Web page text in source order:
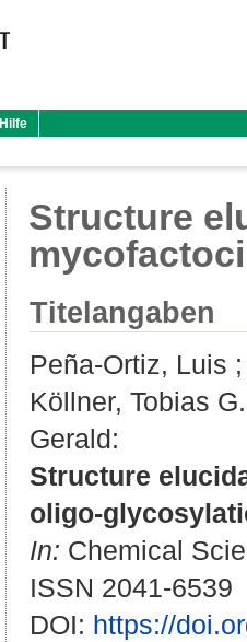
Hilfe
Structure
Titelangaben
Peña-Ortiz, Luis
Köllner, Tobias G.
Gerald:
Structure
oligo-
In: Chemical
ISSN 2041-6539
DOI: https://